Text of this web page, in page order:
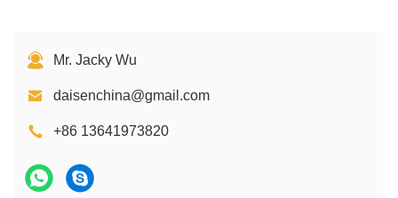
Mr. Jacky Wu
daisenchina@gmail.com
+86 13641973820